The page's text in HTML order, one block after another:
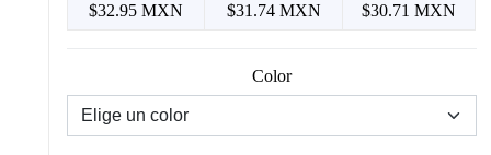
$32.95 MXN $31.74 MXN $30.71 MXN
Color